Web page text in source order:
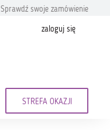
Sprawdź swoje zamówienie
zaloguj się
STREFA OKAZJI